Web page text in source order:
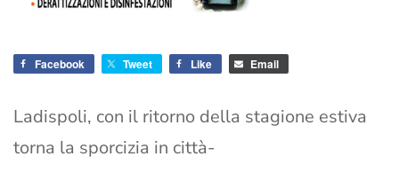
Facebook Tweet Like Email
Ladispoli, con il ritorno della stagione estiva
torna la sporcizia in città-